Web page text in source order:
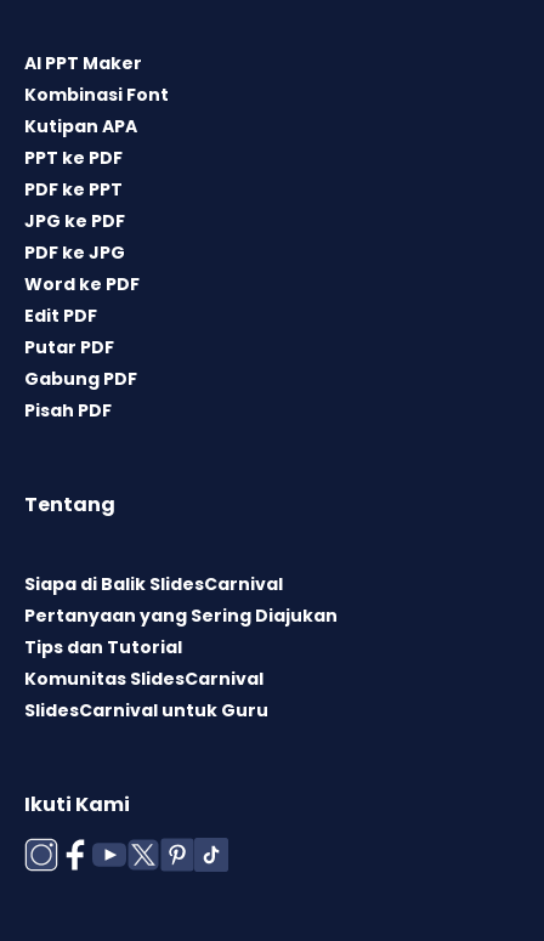
AI PPT Maker
Kombinasi Font
Kutipan APA
PPT ke PDF
PDF ke PPT
JPG ke PDF
PDF ke JPG
Word ke PDF
Edit PDF
Putar PDF
Gabung PDF
Pisah PDF
Tentang
Siapa di Balik SlidesCarnival
Pertanyaan yang Sering Diajukan
Tips dan Tutorial
Komunitas SlidesCarnival
SlidesCarnival untuk Guru
Ikuti Kami